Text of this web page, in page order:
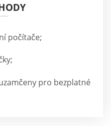
počítače;
pro bezplatné